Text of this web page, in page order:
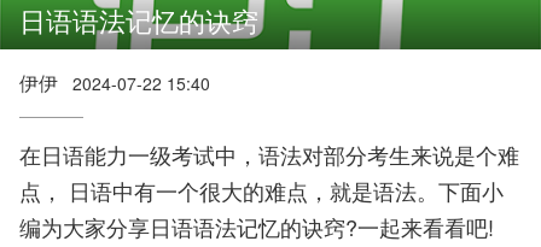
日语语法记忆的诀窍
伊伊 2024-07-22 15:40
在日语能力一级考试中，语法对部分考生来说是个难
点， 日语中有一个很大的难点，就是语法。下面小
编为大家分享日语语法记忆的诀窍?一起来看看吧!